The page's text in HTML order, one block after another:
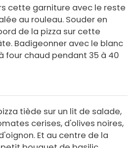
cette garniture avec le reste
au rouleau. Souder en
de la pizza sur cette
Badigeonner avec le blanc
four chaud pendant 35 à 40
tiède sur un lit de salade,
cerises, d'olives noires,
Et au centre de la